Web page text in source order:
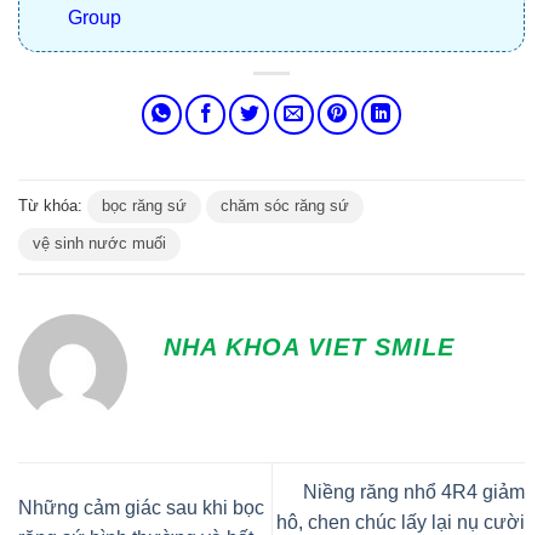
Group
Từ khóa: bọc răng sứ chăm sóc răng sứ
vệ sinh nước muối
NHA KHOA VIET SMILE
Những cảm giác sau khi bọc
Niềng răng nhổ 4R4 giảm
hô, chen chúc lấy lại nụ cười